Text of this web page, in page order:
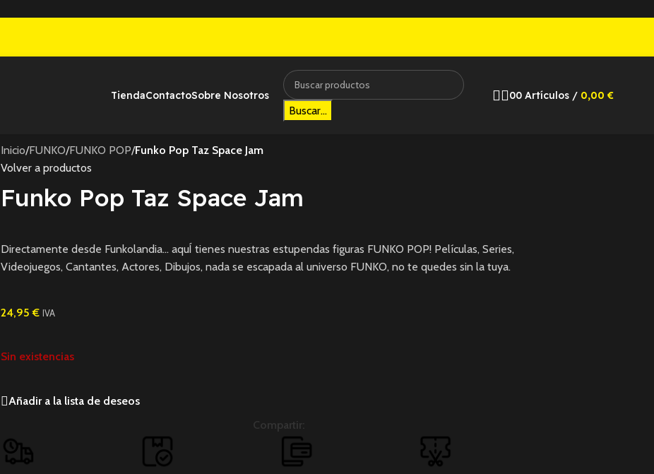
TiendaContactoSobre Nosotros
Buscar...
00 Artículos / 0,00 €
Inicio/FUNKO/FUNKO POP/Funko Pop Taz Space Jam
Volver a productos
Funko Pop Taz Space Jam
Directamente desde Funkolandia… aquÍ tienes nuestras estupendas figuras FUNKO POP! Películas, Series,
Videojuegos, Cantantes, Actores, Dibujos, nada se escapada al universo FUNKO, no te quedes sin la tuya.
24,95€ IVA
Sin existencias
Añadir a la lista de deseos
Compartir: